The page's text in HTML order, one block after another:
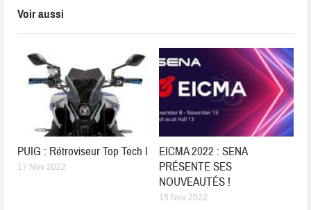
Voir aussi
PUIG : Rétroviseur Top Tech I
17 Nov 2022
EICMA 2022 : SENA
PRÉSENTE SES
NOUVEAUTÉS !
15 Nov 2022